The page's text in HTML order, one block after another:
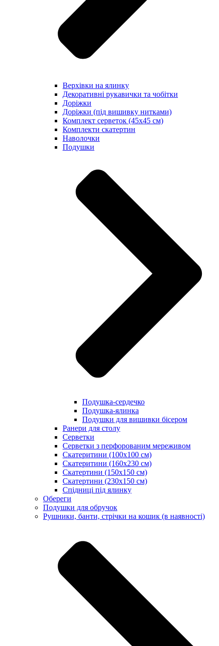
Верхівки на ялинку
Декоративні рукавички та чобітки
Доріжки
Доріжки (під вишивку нитками)
Комплект серветок (45х45 см)
Комплекти скатертин
Наволочки
Подушки
Подушка-сердечко
Подушка-ялинка
Подушки для вишивки бісером
Ранери для столу
Серветки
Серветки з перфорованим мереживом
Скатеритини (100х100 см)
Скатеритини (160х230 см)
Скатертини (150х150 см)
Скатертини (230х150 см)
Спідниці під ялинку
Обереги
Подушки для обручок
Рушники, банти, стрічки на кошик (в наявності)